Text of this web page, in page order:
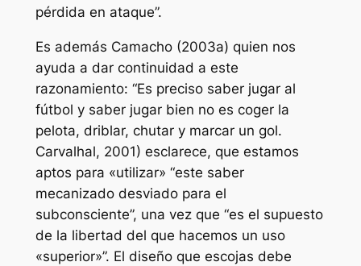
pérdida en ataque”.
Es además Camacho (2003a) quien nos
ayuda a dar continuidad a este
razonamiento: “Es preciso saber jugar al
fútbol y saber jugar bien no es coger la
pelota, driblar, chutar y marcar un gol.
Carvalhal, 2001) esclarece, que estamos
aptos para «utilizar» “este saber
mecanizado desviado para el
subconsciente”, una vez que “es el supuesto
de la libertad del que hacemos un uso
«superior»”. El diseño que escojas debe